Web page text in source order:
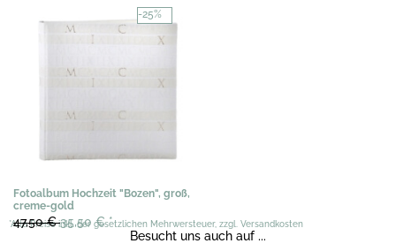
-25%
Fotoalbum Hochzeit "Bozen", groß,
creme-gold
47,50 €35,50 €*
*Alle Preise inkl. der gesetzlichen Mehrwersteuer, zzgl. Versandkosten
Besucht uns auch auf ...